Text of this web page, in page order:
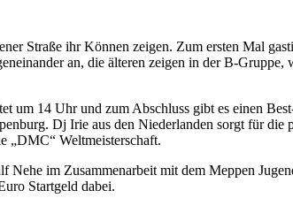
Straße ihr Können zeigen. Zum ersten Mal
an, die älteren zeigen in der B-Gruppe,
um 14 Uhr und zum Abschluss gibt es einen
Dj Irie aus den Niederlanden sorgt für die
„DMC“ Weltmeisterschaft.
Nehe im Zusammenarbeit mit dem Meppen
Startgeld dabei.